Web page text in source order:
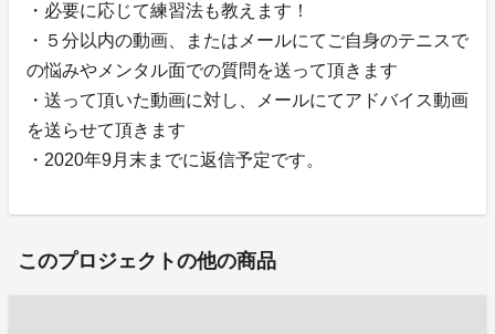
・必要に応じて練習法も教えます！
・５分以内の動画、またはメールにてご自身のテニスで
の悩みやメンタル面での質問を送って頂きます
・送って頂いた動画に対し、メールにてアドバイス動画
を送らせて頂きます
・2020年9月末までに返信予定です。
このプロジェクトの他の商品